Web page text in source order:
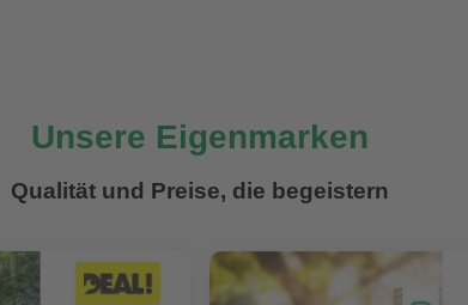
Unsere Eigenmarken
Qualität und Preise, die begeistern